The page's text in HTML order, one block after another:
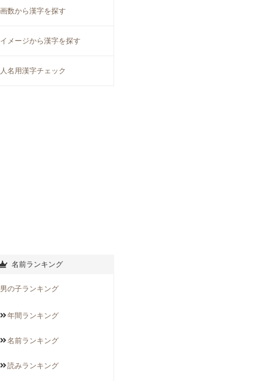
画数から漢字を探す
イメージから漢字を探す
人名用漢字チェック
名前ランキング
男の子ランキング
年間 ランキング
名前ランキング
読みランキング